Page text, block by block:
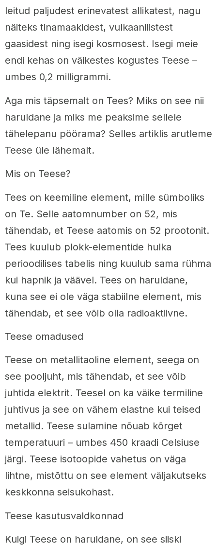
leitud paljudest erinevatest allikatest, nagu
näiteks tinamaakidest, vulkaanilistest
gaasidest ning isegi kosmosest. Isegi meie
endi kehas on väikestes kogustes Teese –
umbes 0,2 milligrammi.
Aga mis täpsemalt on Tees? Miks on see nii
haruldane ja miks me peaksime sellele
tähelepanu pöörama? Selles artiklis arutleme
Teese üle lähemalt.
Mis on Teese?
Tees on keemiline element, mille sümboliks
on Te. Selle aatomnumber on 52, mis
tähendab, et Teese aatomis on 52 prootonit.
Tees kuulub plokk-elementide hulka
perioodilises tabelis ning kuulub sama rühma
kui hapnik ja väävel. Tees on haruldane,
kuna see ei ole väga stabiilne element, mis
tähendab, et see võib olla radioaktiivne.
Teese omadused
Teese on metallitaoline element, seega on
see pooljuht, mis tähendab, et see võib
juhtida elektrit. Teesel on ka väike termiline
juhtivus ja see on vähem elastne kui teised
metallid. Teese sulamine nõuab kõrget
temperatuuri – umbes 450 kraadi Celsiuse
järgi. Teese isotoopide vahetus on väga
lihtne, mistõttu on see element väljakutseks
keskkonna seisukohast.
Teese kasutusvaldkonnad
Kuigi Teese on haruldane, on see siiski